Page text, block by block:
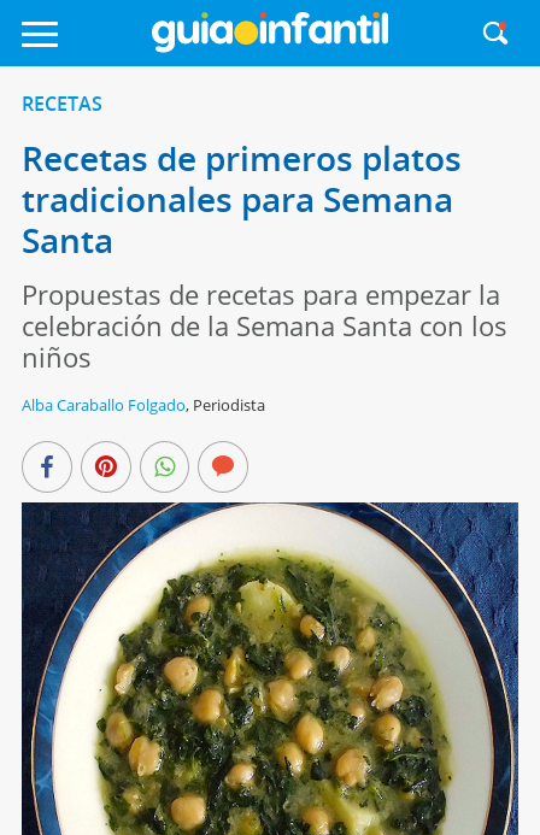
RECETAS
Recetas de primeros platos
tradicionales para Semana
Santa
Propuestas de recetas para empezar la
celebración de la Semana Santa con los
niños
Alba Caraballo Folgado, Periodista